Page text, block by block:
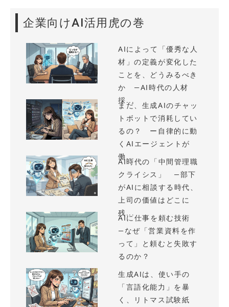
企業向けAI活用虎の巻
AIによって「優秀な人
材」の定義が変化した
ことを、どうみるべき
か —AI時代の人材
採...
まだ、生成AIのチャッ
トボットで消耗してい
るの？ ー自律的に動
くAIエージェントが
働...
AI時代の「中間管理職
クライシス」 —部下
がAIに相談する時代、
上司の価値はどこに
残...
AIに仕事を頼む技術
—なぜ「営業資料を作
って」と頼むと失敗す
るのか？
生成AIは、使い手の
「言語化能力」を暴
く、リトマス試験紙